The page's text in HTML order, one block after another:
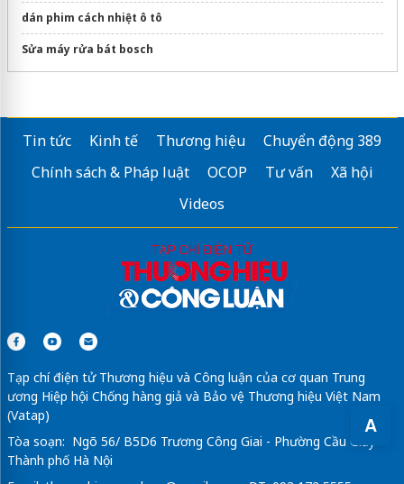
A
dán phim cách nhiệt ô tô
Sửa máy rửa bát bosch
Tin tức Kinh tế Thương hiệu
Chuyển động 389
Chính sách & Pháp luật
OCOP Tư vấn
Xã hội
Videos
Tạp chí điện tử Thương hiệu và Công luận của cơ quan Trung
ương Hiệp hội Chống hàng giả và Bảo vệ Thương hiệu Việt Nam
(Vatap)
Tòa soạn: Ngõ 56/ B5D6 Trương Công Giai - Phường Cầu Giấy -
Thành phố Hà Nội